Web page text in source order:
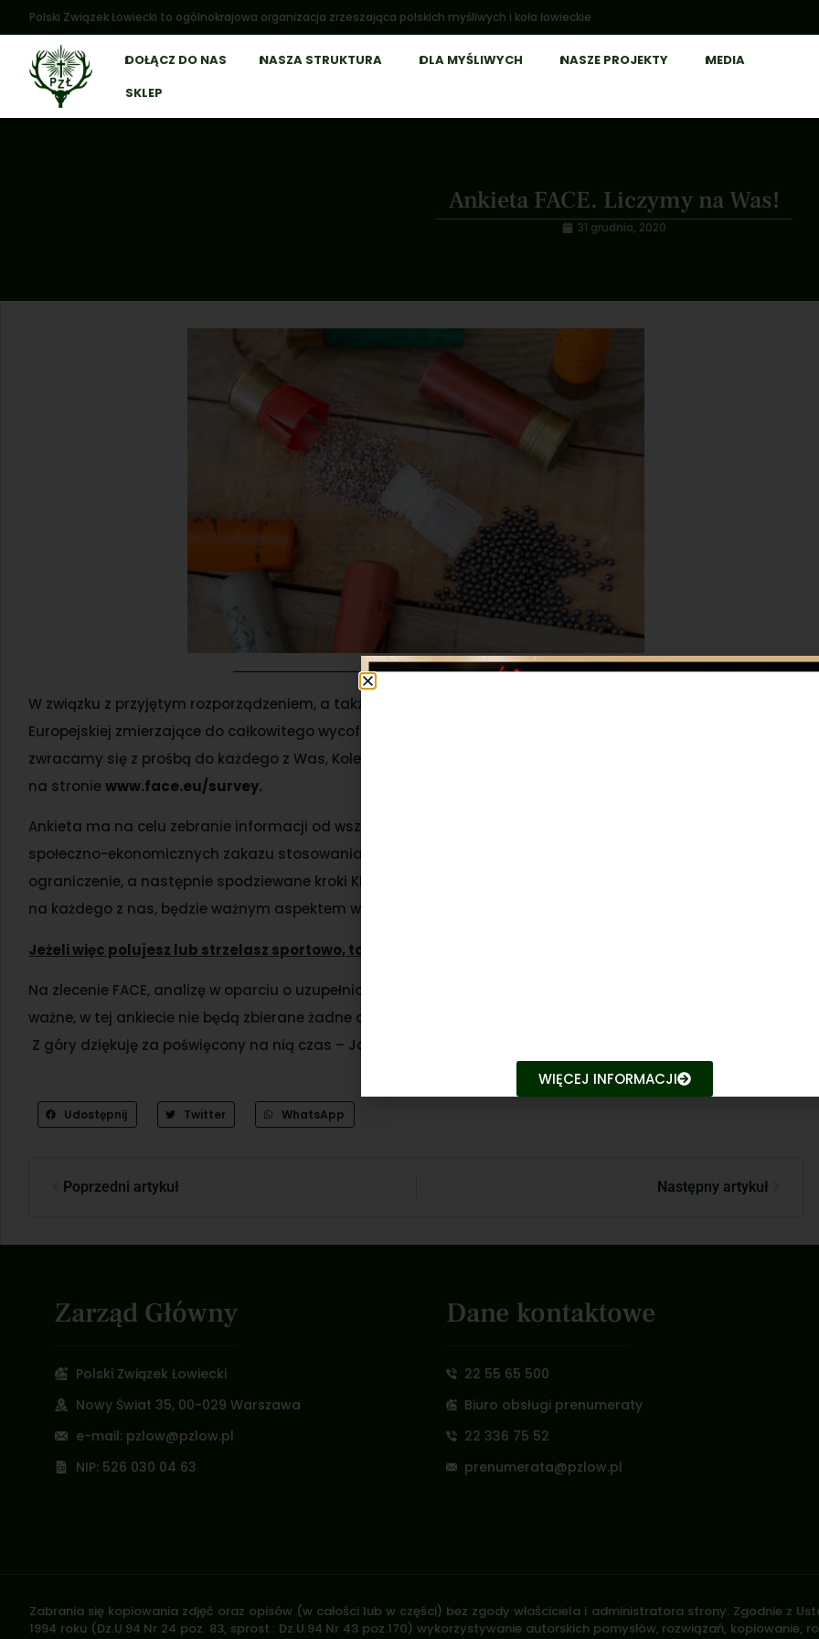
Polski Związek Łowiecki to ogólnokrajowa organizacja zrzeszająca polskich myśliwych i koła łowieckie
DOŁĄCZ DO NAS NASZA STRUKTURA DLA MYŚLIWYCH NASZE PROJEKTY
MEDIA
SKLEP
Ankieta FACE. Liczymy na Was!
31 grudnia, 2020
W związku z przyjętym rozporządzeniem, a także z uwagi na przewidywane przyszłe działania Komisji
Europejskiej zmierzające do całkowitego wycofania wykorzystywania ołowiu z amunicji (nie tylko śrutowej)
zwracamy się z prośbą do każdego z Was, Koleżanki i Koledzy o wzięcie udziału w krótkiej ankiecie dostępnej
na stroniewww.face.eu/survey.
Ankieta ma na celu zebranie informacji od wszystkich myśliwych, strzelców sportowych o skutkach
społeczno-ekonomicznych zakazu stosowania ołowiu w amunicji. Wiedza o tym, w jakim stopniu przyjęte
ograniczenie, a następnie spodziewane kroki KE do całkowitego zakazu używania ołowiu w amunicji wpłynie
na każdego z nas, będzie ważnym aspektem w merytorycznych dyskusjach w przyszłości.
Jeżeli więc polujesz lub strzelasz sportowo, ta ankieta dotyczy właśnie Ciebie!
Na zlecenie FACE, analizę w oparciu o uzupełnione ankiety przygotuje firma konsultingowej REACHLaw. Co
ważne, w tej ankiecie nie będą zbierane żadne dane osobowe, a Wasze odpowiedzi są całkowicie anonimowe.
Z góry dziękuję za poświęcony na nią czas – Jarosław Kuczaj, członek ZG PZŁ.
Udostępnij Twitter WhatsApp
Poprzedni artykuł Następny artykuł
Zarząd Główny
Polski Związek Łowiecki
Nowy Świat 35, 00-029 Warszawa
e-mail: pzlow@pzlow.pl
NIP: 526 030 04 63
Dane kontaktowe
22 55 65 500
Biuro obsługi prenumeraty
22 336 75 52
prenumerata@pzlow.pl
Zabrania się kopiowania zdjęć oraz opisów (w całości lub w części) bez zgody właściciela i administratora strony. Zgodnie z
1994 roku (Dz.U.94 Nr 24 poz. 83, sprost.: Dz.U.94 Nr 43 poz.170) wykorzystywanie autorskich pomysłów, rozwiązań,
WIĘCEJ INFORMACJI